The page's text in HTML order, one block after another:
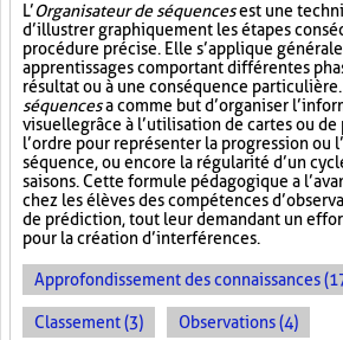
L’Organisateur de séquencesest une
d’illustrer graphiquement les étapes
procédure précise. Elle s’applique
apprentissages comportant différentes
résultat ou à une conséquence particulière.
séquencesa comme but d’organiser
visuellegrâce à l’utilisation de cartes ou de
l’ordre pour représenter la progression ou
séquence, ou encore la régularité d’un
saisons. Cette formule pédagogique a
chez les élèves des compétences
de prédiction, tout leur demandant un
pour la création d’interférences.
Approfondissement des connaissances
Classement (3) Observations (4)